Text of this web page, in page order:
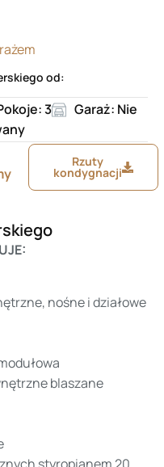
od:
3
Garaż: Nie
Rzuty
kondygnacji
nośne i działowe
blaszane